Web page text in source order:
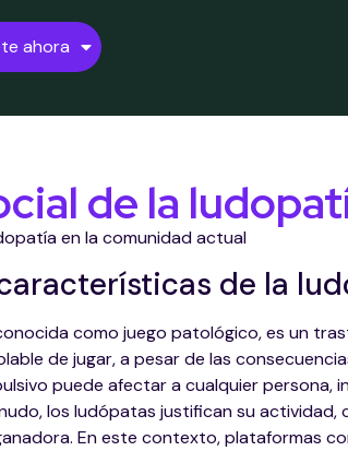
ahora
de la
en la comunidad actual
de la
como juego patológico, es un
de jugar, a pesar de las
puede afectar a cualquier persona,
los ludópatas justifican su
En este contexto, plataformas